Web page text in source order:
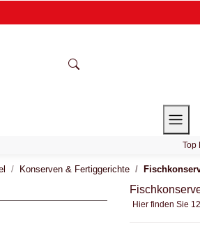
Top
Konserven & Fertiggerichte
Hier finden Sie